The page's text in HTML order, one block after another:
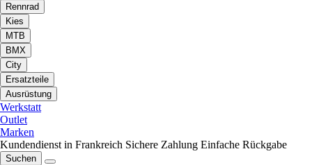
Rennrad
Kies
MTB
BMX
City
Ersatzteile
Ausrüstung
Werkstatt
Outlet
Marken
Kundendienst in Frankreich Sichere Zahlung Einfache Rückgabe
Suchen